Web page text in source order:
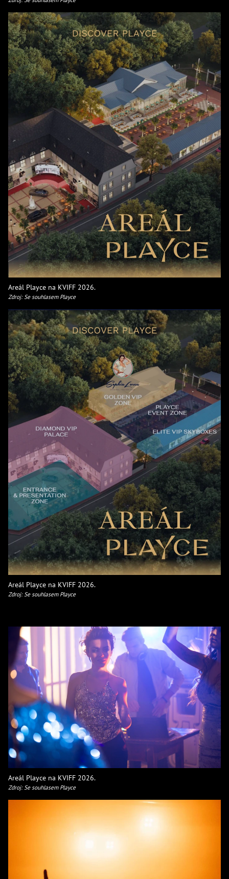
Areál Playce na KVIFF 2026.
Zdroj: Se souhlasem Playce
Areál Playce na KVIFF 2026.
Zdroj: Se souhlasem Playce
Areál Playce na KVIFF 2026.
Zdroj: Se souhlasem Playce